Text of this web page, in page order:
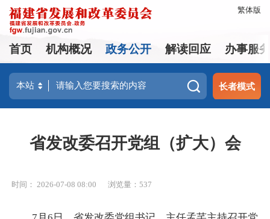
繁体版
首页 机构概况 政务公开 解读回应 办事服
长者模式
省发改委召开党组（扩大）会
时间： 2026-07-08 08:00 浏览量：537